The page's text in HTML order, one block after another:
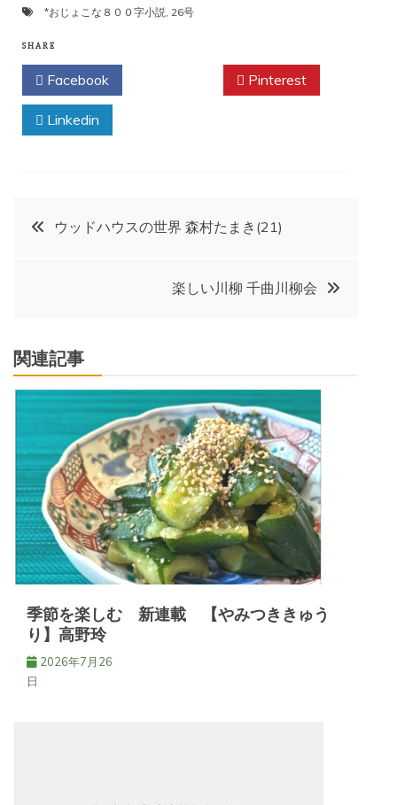
*おじょこな８００字小説, 26号
SHARE
Facebook Pinterest
Linkedin
投
ビ
ー
シ
ョ
ン
ウッドハウスの世界 森村たまき(21)
楽しい川柳 千曲川柳会
関連記事
季節を楽しむ 新連載 【やみつききゅう
り】高野玲
2026年7月26
日